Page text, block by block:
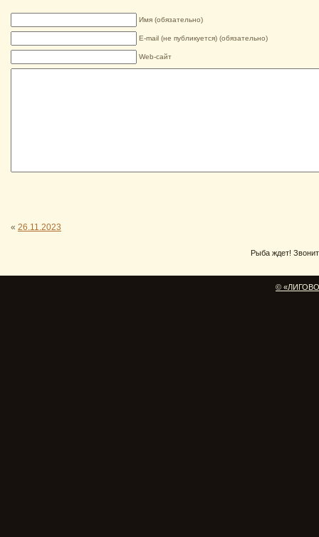
Имя (обязательно)
E-mail (не публикуется) (обязательно)
Web-сайт
« 26.11.2023
Рыба ждет!
©